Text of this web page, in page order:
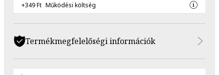
+349 Ft Működési költség
Termékmegfelelőségi információk